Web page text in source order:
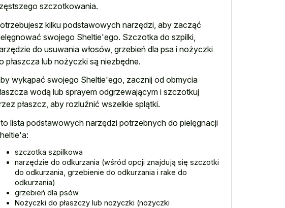
szczotkowania.
kilku podstawowych narzędzi, aby zacząć
swojego Sheltie'ego. Szczotka do szpilki,
do usuwania włosów, grzebień dla psa i nożyczki
płaszcza lub nożyczki są niezbędne.
wykąpać swojego Sheltie'ego, zacznij od obmycia
wodą lub sprayem odgrzewającym i szczotkuj
płaszcz, aby rozluźnić wszelkie splątki.
lista podstawowych narzędzi potrzebnych do pielęgnacji
szczotka szpilkowa
narzędzie do odkurzania (wśród opcji znajdują się szczotki
do odkurzania, grzebienie do odkurzania i rake do
odkurzania)
grzebień dla psów
Nożyczki do płaszczy lub nożyczki (nożyczki